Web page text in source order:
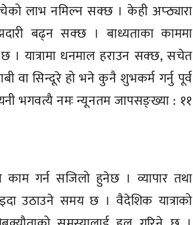
लाभ नमिल्न सक्छ । केही अप्ठ्यारा
बढ्न सक्छ । बाध्यताका काममा
छ । यात्रामा धनमाल हराउन सक्छ, सचेत
वा सिन्दूरे हो भने कुनै शुभकर्म गर्नु पूर्व
भगवत्यै नमः न्यूनतम जापसङ्ख्या : ११
काम गर्न सजिलो हुनेछ । व्यापार तथा
उठाउने समय छ । वैदेशिक यात्राको